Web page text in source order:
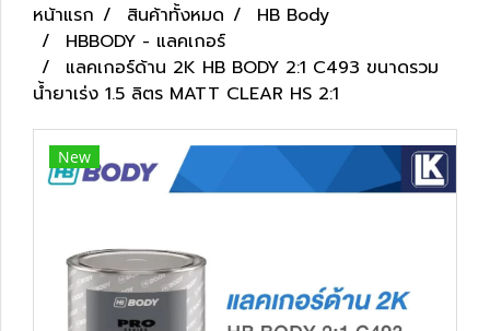
หน้าแรก สินค้าทั้งหมด
HB Body
HBBODY - แลคเกอร์
แลคเกอร์ด้าน 2K HB BODY 2:1 C493 ขนาดรวม
น้ำยาเร่ง 1.5 ลิตร MATT CLEAR HS 2:1
New